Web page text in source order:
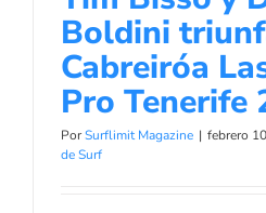
Boldini
Cabreiróa
Pro Tenerife
PorSurflimit Magazine | febrero
de Surf